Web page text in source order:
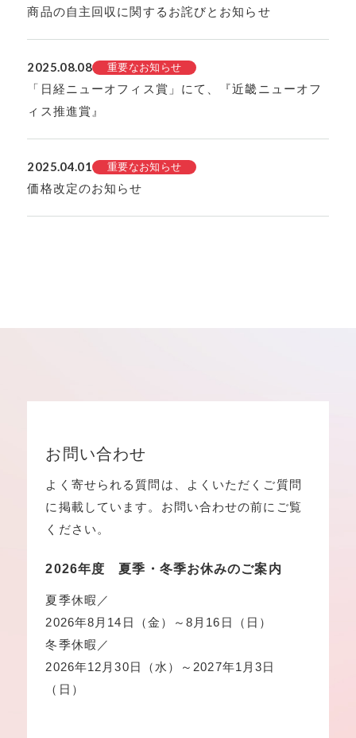
商品の自主回収に関するお詫びとお知らせ
2025.08.08 重要なお知らせ
「日経ニューオフィス賞」にて、『近畿ニューオフ
ィス推進賞』
2025.04.01 重要なお知らせ
価格改定のお知らせ
お問い合わせ
よく寄せられる質問は、よくいただくご質問
に掲載しています。お問い合わせの前にご覧
ください。
2026年度 夏季・冬季お休みのご案内
夏季休暇／
2026年8月14日（金）～8月16日（日）
冬季休暇／
2026年12月30日（水）～2027年1月3日
（日）